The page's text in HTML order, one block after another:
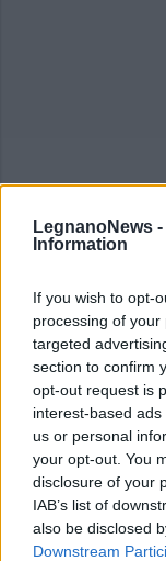
LegnanoNews -
Information
If you wish to opt-
processing of
targeted
section to confirm
opt-out request is
interest-based
us or personal
your opt-out. You
disclosure of your
IAB’s list of
also be disclosed
Downstream
ALTRE